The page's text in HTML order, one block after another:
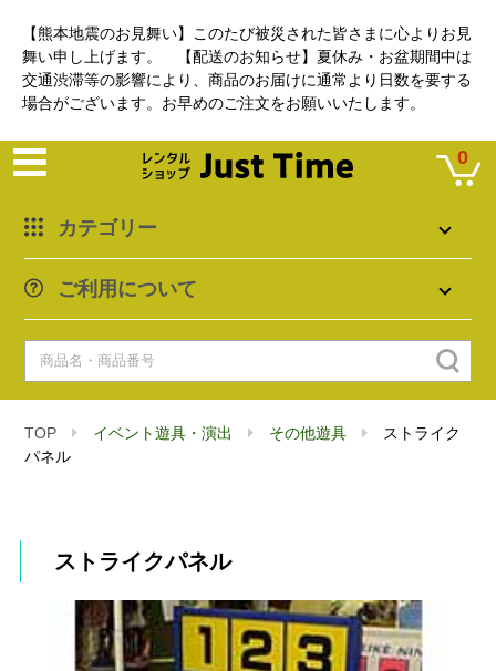
【熊本地震のお見舞い】このたび被災された皆さまに心よりお見
舞い申し上げます。 【配送のお知らせ】夏休み・お盆期間中は
交通渋滞等の影響により、商品のお届けに通常より日数を要する
場合がございます。お早めのご注文をお願いいたします。
カテゴリー
ご利用について
0
TOP イベント遊具・演出 その他遊具
ストライク
パネル
ストライクパネル